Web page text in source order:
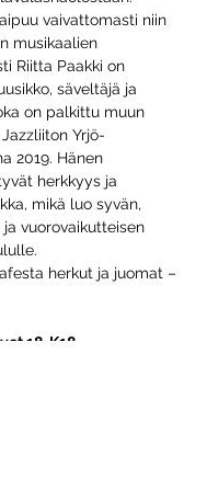
vaivattomasti niin
musikaalien
Riitta Paakki on
säveltäjä ja
on palkittu muun
Yrjö-
2019. Hänen
herkkyys ja
mikä luo syvän,
vuorovaikutteisen
herkut ja juomat –
18. K18